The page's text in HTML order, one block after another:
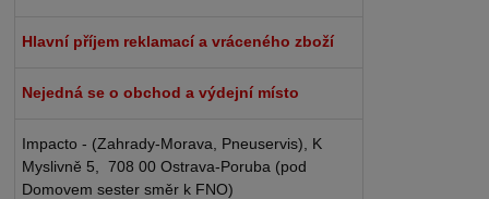
Hlavní příjem reklamací a vráceného zboží
Nejedná se o obchod a výdejní místo
Impacto - (Zahrady-Morava, Pneuservis), K
Myslivně 5, 708 00 Ostrava-Poruba (pod
Domovem sester směr k FNO)